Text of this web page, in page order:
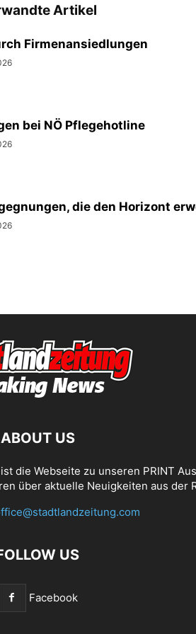
Artikel
Firmenansiedlungen
bei NÖ Pflegehotline
die den Horizont
ABOUT US
die Webseite zu unseren PRINT
über aktuelle Neuigkeiten aus der
US
Facebook